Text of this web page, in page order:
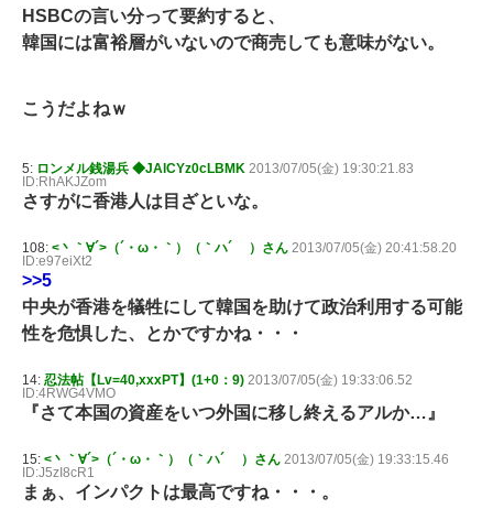
HSBCの言い分って要約すると、
韓国には富裕層がいないので商売しても意味がない。
こうだよねｗ
5: ロンメル銭湯兵 ◆JAlCYz0cLBMK 2013/07/05(金) 19:30:21.83
ID:RhAKJZom
さすがに香港人は目ざといな。
108: <丶｀∀´>（´・ω・｀）（｀ハ´ ）さん 2013/07/05(金) 20:41:58.20
ID:e97eiXt2
>>5
中央が香港を犠牲にして韓国を助けて政治利用する可能
性を危惧した、とかですかね・・・
14: 忍法帖【Lv=40,xxxPT】(1+0：9) 2013/07/05(金) 19:33:06.52
ID:4RWG4VMO
『さて本国の資産をいつ外国に移し終えるアルか…』
15: <丶｀∀´>（´・ω・｀）（｀ハ´ ）さん 2013/07/05(金) 19:33:15.46
ID:J5zI8cR1
まぁ、インパクトは最高ですね・・・。